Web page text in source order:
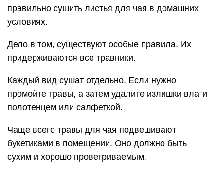
правильно сушить листья для чая в домашних
условиях.
Дело в том, существуют особые правила. Их
придерживаются все травники.
Каждый вид сушат отдельно. Если нужно
промойте травы, а затем удалите излишки влаги
полотенцем или салфеткой.
Чаще всего травы для чая подвешивают
букетиками в помещении. Оно должно быть
сухим и хорошо проветриваемым.